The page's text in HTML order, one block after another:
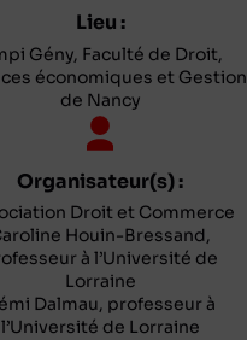
Lieu :
Gény, Faculté de Droit,
économiques et Gestion
de Nancy
Organisateur(s) :
Droit et Commerce
Houin-Bressand,
à l’Université de
Lorraine
Dalmau, professeur à
l’Université de Lorraine